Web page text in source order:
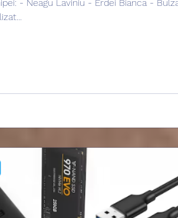
- Neagu Laviniu - Erdei Bianca -